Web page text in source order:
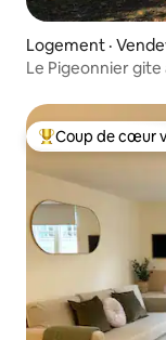
Logement ·
Le Pigeonnier gite
Coup de cœur
Coup de cœur